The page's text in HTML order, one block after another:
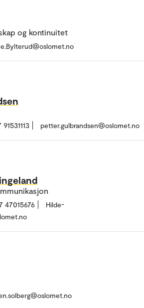
og kontinuitet
91531113 petter.gulbrandsen@oslomet.no
47015676
Hilde-